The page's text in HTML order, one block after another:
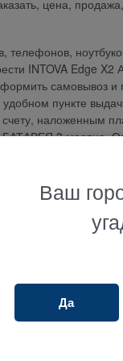
цена,
INTOVA Edge
самовывоз и
пункте
наложенным
БАТАРЕЯ 3 месяца.
и не знаете как
запчасть, наш
ТЕРАБАЙТ
Ваш
Да